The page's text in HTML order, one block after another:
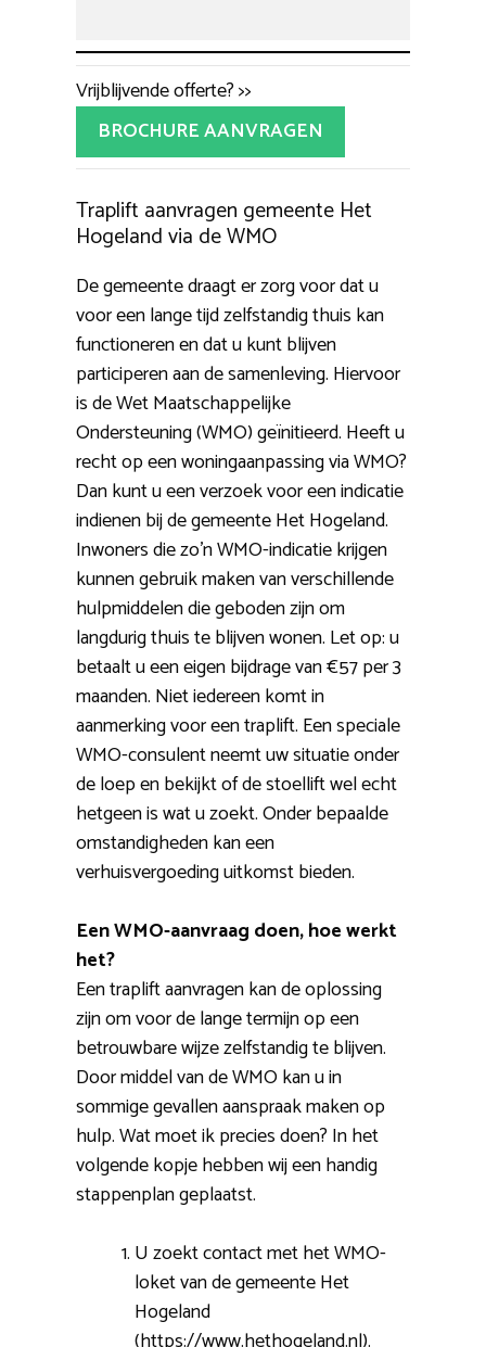
Vrijblijvende offerte? >>
BROCHURE AANVRAGEN
Traplift aanvragen gemeente Het
Hogeland via de WMO
De gemeente draagt er zorg voor dat u
voor een lange tijd zelfstandig thuis kan
functioneren en dat u kunt blijven
participeren aan de samenleving. Hiervoor
is de Wet Maatschappelijke
Ondersteuning (WMO) geïnitieerd. Heeft u
recht op een woningaanpassing via WMO?
Dan kunt u een verzoek voor een indicatie
indienen bij de gemeente Het Hogeland.
Inwoners die zo’n WMO-indicatie krijgen
kunnen gebruik maken van verschillende
hulpmiddelen die geboden zijn om
langdurig thuis te blijven wonen. Let op: u
betaalt u een eigen bijdrage van €57 per 3
maanden. Niet iedereen komt in
aanmerking voor een traplift. Een speciale
WMO-consulent neemt uw situatie onder
de loep en bekijkt of de stoellift wel echt
hetgeen is wat u zoekt. Onder bepaalde
omstandigheden kan een
verhuisvergoeding uitkomst bieden.
Een WMO-aanvraag doen, hoe werkt
het?
Een traplift aanvragen kan de oplossing
zijn om voor de lange termijn op een
betrouwbare wijze zelfstandig te blijven.
Door middel van de WMO kan u in
sommige gevallen aanspraak maken op
hulp. Wat moet ik precies doen? In het
volgende kopje hebben wij een handig
stappenplan geplaatst.
U zoekt contact met het WMO-
loket van de gemeente Het
Hogeland